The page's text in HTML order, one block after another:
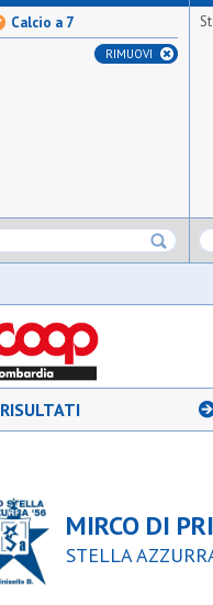
Calcio a 7
RIMUOVI
RISULTATI
MIRCO DI
STELLA